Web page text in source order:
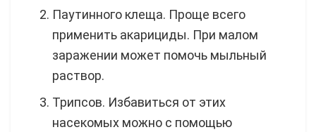
Паутинного клеща. Проще всего
применить акарициды. При малом
заражении может помочь мыльный
раствор.
Трипсов. Избавиться от этих
насекомых можно с помощью